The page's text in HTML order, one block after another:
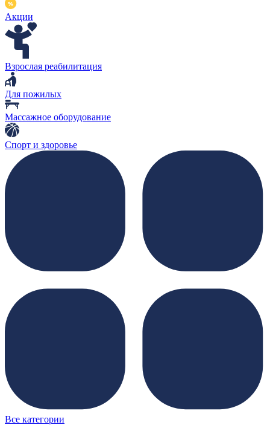
Акции
Взрослая реабилитация
Для пожилых
Массажное оборудование
Спорт и здоровье
Все категории